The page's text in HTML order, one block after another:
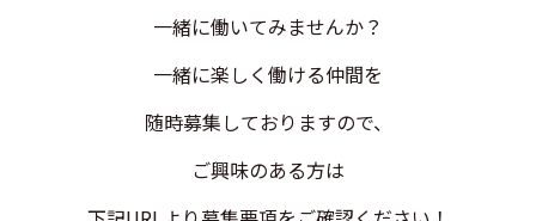
一緒に働いてみませんか？
一緒に楽しく働ける仲間を
随時募集しておりますので、
ご興味のある方は